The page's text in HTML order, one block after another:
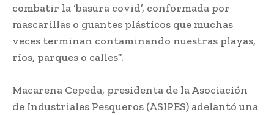
combatir la ‘basura covid’, conformada por
mascarillas o guantes plásticos que muchas
veces terminan contaminando nuestras playas,
ríos, parques o calles”.
Macarena Cepeda, presidenta de la Asociación
de Industriales Pesqueros (ASIPES) adelantó una